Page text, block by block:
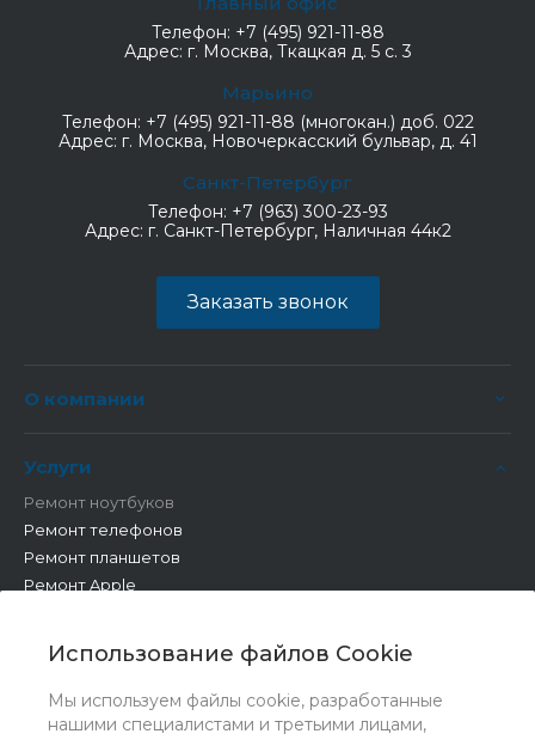
Использование файлов Cookie
Мы используем файлы cookie, разработанные
нашими специалистами и третьими лицами,
Телефон: +7 (495) 921-11-88
Адрес: г. Москва, Ткацкая д. 5 с. 3
Марьино
Телефон: +7 (495) 921-11-88 (многокан.) доб. 022
Адрес: г. Москва, Новочеркасский бульвар, д. 41
Санкт-Петербург
Телефон: +7 (963) 300-23-93
Адрес: г. Санкт-Петербург, Наличная 44к2
Заказать звонок
О компании
Услуги
Ремонт ноутбуков
Ремонт телефонов
Ремонт планшетов
Ремонт Apple